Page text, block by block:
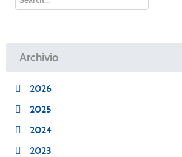
Archivio
2026
2025
2024
2023